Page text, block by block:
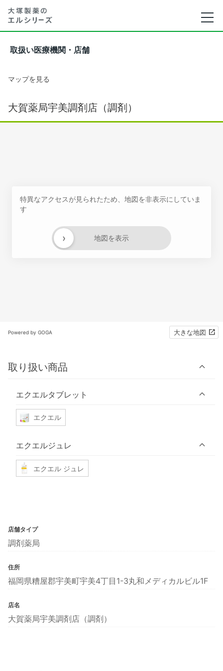
取扱い医療機関・店舗
マップを見る
大賀薬局宇美調剤店（調剤）
特異なアクセスが見られたため、地図を非表示にしていま
す
地図を表示
›
Powered by GOGA 大きな地図
取り扱い商品
エクエルタブレット
エクエル
エクエルジュレ
エクエル ジュレ
店舗タイプ
調剤薬局
住所
福岡県糟屋郡宇美町宇美4丁目1-3丸和メディカルビル1F
店名
大賀薬局宇美調剤店（調剤）